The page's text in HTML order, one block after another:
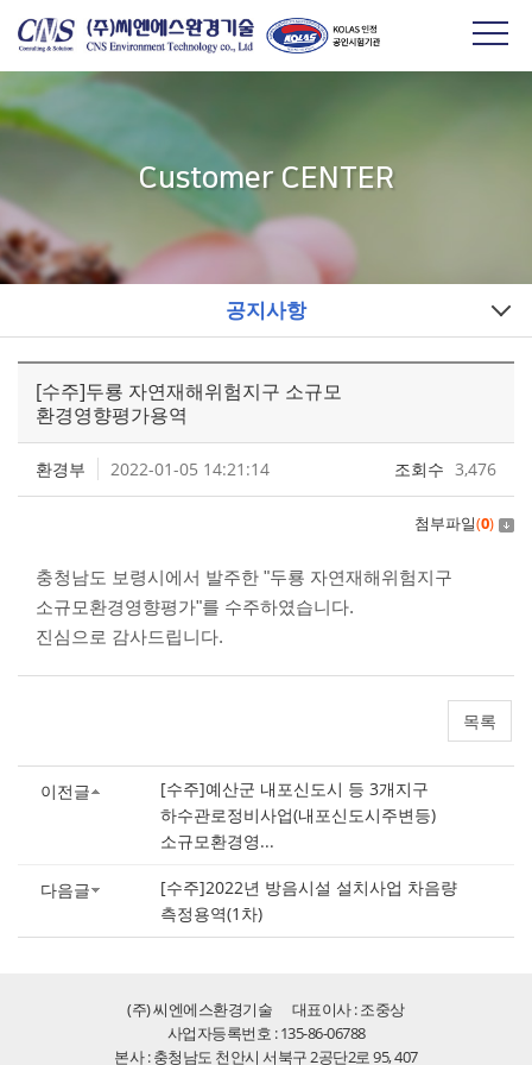
Customer CENTER
공지사항
[수주]두룡 자연재해위험지구 소규모
환경영향평가용역
환경부 2022-01-05 14:21:14 조회수 3,476
첨부파일(0)
충청남도 보령시에서 발주한 "두룡 자연재해위험지구
소규모환경영향평가"를 수주하였습니다.
진심으로 감사드립니다.
목록
이전글
[수주]예산군 내포신도시 등 3개지구
하수관로정비사업(내포신도시주변등)
소규모환경영...
다음글
[수주]2022년 방음시설 설치사업 차음량
측정용역(1차)
(주) 씨엔에스환경기술
대표이사 : 조중상
사업자등록번호 : 135-86-06788
본사 : 충청남도 천안시 서북구 2공단2로 95, 407